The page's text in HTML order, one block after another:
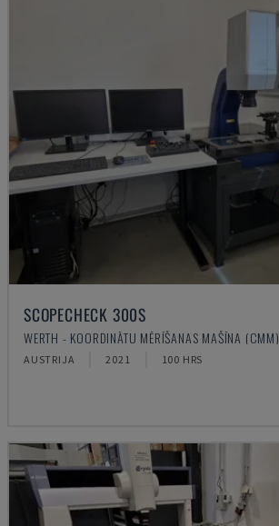
SCOPECHECK 300S
WERTH - KOORDINĀTU MĒRĪŠANAS MAŠĪNA (CMM)
AUSTRIJA 2021 100 HRS